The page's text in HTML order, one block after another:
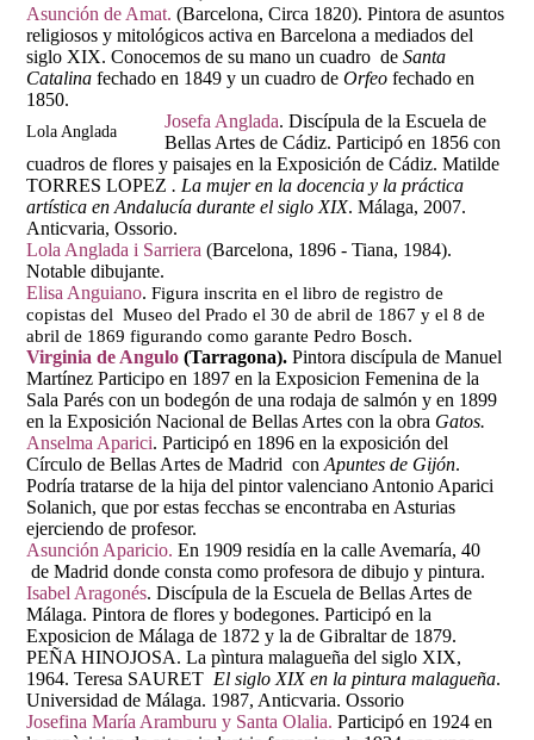
Asunción de Amat.(Barcelona, Circa 1820). Pintora de asuntos
religiosos y mitológicos activa en Barcelona a mediados del
siglo XIX. Conocemos de su mano un cuadro deSanta
Catalina fechado en 1849 y un cuadro deOrfeo fechado en
1850.
Lola Anglada Josefa Anglada. Discípula de la Escuela de
Bellas Artes de Cádiz. Participó en 1856 con
cuadros de flores y paisajes en la Exposición de Cádiz. Matilde
TORRES LOPEZ. La mujer en la docencia y la práctica
artística en Andalucía durante el siglo XIX. Málaga, 2007.
Anticvaria, Ossorio.
Lola Anglada i Sarriera(Barcelona, 1896 - Tiana, 1984).
Notable dibujante.
Elisa Anguiano. Figura inscrita en el libro de registro de
copistas del Museo del Prado el 30 de abril de 1867 y el 8 de
abril de 1869 figurando como garante Pedro Bosch.
Virginia de Angulo (Tarragona).Pintora discípula de Manuel
Martínez Participo en 1897 en la Exposicion Femenina de la
Sala Parés con un bodegón de una rodaja de salmón y en 1899
en la Exposición Nacional de Bellas Artes con la obra Gatos.
Anselma Aparici. Participó en 1896 en la exposición del
Círculo de Bellas Artes de Madrid conApuntes de Gijón.
Podría tratarse de la hija del pintor valenciano Antonio Aparici
Solanich, que por estas fecchas se encontraba en Asturias
ejerciendo de profesor.
Asunción Aparicio. En 1909 residía en la calle Avemaría, 40
de Madrid donde consta como profesora de dibujo y pintura.
Isabel Aragonés. Discípula de la Escuela de Bellas Artes de
Málaga. Pintora de flores y bodegones. Participó en la
Exposicion de Málaga de 1872 y la de Gibraltar de 1879.
PEÑA HINOJOSA. La pìntura malagueña del siglo XIX,
1964. Teresa SAURET El siglo XIX en la pintura malagueña.
Universidad de Málaga. 1987, Anticvaria. Ossorio
Josefina María Aramburu y Santa Olalia. Participó en 1924 en